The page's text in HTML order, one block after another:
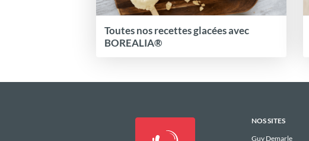
Toutes nos recettes glacées avec
BOREALIA®
NOS SITES
Guy Demarle